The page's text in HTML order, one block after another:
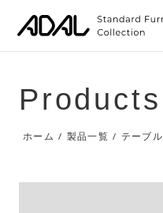
Products
ホーム / 製品一覧 / テーブル